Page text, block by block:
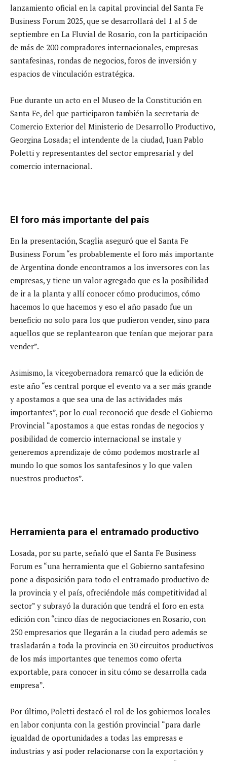
lanzamiento oficial en la capital provincial del Santa Fe
Business Forum 2025, que se desarrollará del 1 al 5 de
septiembre en La Fluvial de Rosario, con la participación
de más de 200 compradores internacionales, empresas
santafesinas, rondas de negocios, foros de inversión y
espacios de vinculación estratégica.
Fue durante un acto en el Museo de la Constitución en
Santa Fe, del que participaron también la secretaria de
Comercio Exterior del Ministerio de Desarrollo Productivo,
Georgina Losada; el intendente de la ciudad, Juan Pablo
Poletti y representantes del sector empresarial y del
comercio internacional.
El foro más importante del país
En la presentación, Scaglia aseguró que el Santa Fe
Business Forum “es probablemente el foro más importante
de Argentina donde encontramos a los inversores con las
empresas, y tiene un valor agregado que es la posibilidad
de ir a la planta y allí conocer cómo producimos, cómo
hacemos lo que hacemos y eso el año pasado fue un
beneficio no solo para los que pudieron vender, sino para
aquellos que se replantearon que tenían que mejorar para
vender”.
Asimismo, la vicegobernadora remarcó que la edición de
este año “es central porque el evento va a ser más grande
y apostamos a que sea una de las actividades más
importantes”, por lo cual reconoció que desde el Gobierno
Provincial “apostamos a que estas rondas de negocios y
posibilidad de comercio internacional se instale y
generemos aprendizaje de cómo podemos mostrarle al
mundo lo que somos los santafesinos y lo que valen
nuestros productos”.
Herramienta para el entramado productivo
Losada, por su parte, señaló que el Santa Fe Business
Forum es “una herramienta que el Gobierno santafesino
pone a disposición para todo el entramado productivo de
la provincia y el país, ofreciéndole más competitividad al
sector” y subrayó la duración que tendrá el foro en esta
edición con “cinco días de negociaciones en Rosario, con
250 empresarios que llegarán a la ciudad pero además se
trasladarán a toda la provincia en 30 circuitos productivos
de los más importantes que tenemos como oferta
exportable, para conocer in situ cómo se desarrolla cada
empresa”.
Por último, Poletti destacó el rol de los gobiernos locales
en labor conjunta con la gestión provincial “para darle
igualdad de oportunidades a todas las empresas e
industrias y así poder relacionarse con la exportación y